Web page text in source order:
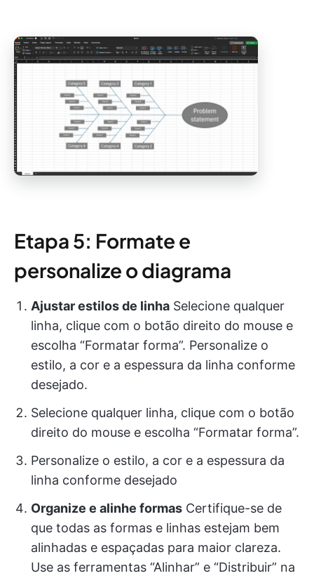
Etapa 5: Formate e
personalize o diagrama
Ajustar estilos de linha Selecione qualquer
linha, clique com o botão direito do mouse e
escolha “Formatar forma”. Personalize o
estilo, a cor e a espessura da linha conforme
desejado.
Selecione qualquer linha, clique com o botão
direito do mouse e escolha “Formatar forma”.
Personalize o estilo, a cor e a espessura da
linha conforme desejado
Organize e alinhe formas Certifique-se de
que todas as formas e linhas estejam bem
alinhadas e espaçadas para maior clareza.
Use as ferramentas “Alinhar” e “Distribuir” na